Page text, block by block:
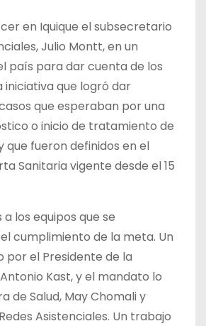
en Iquique el subsecretario
Julio Montt, en un
país para dar cuenta de los
iniciativa que logró dar
que esperaban por una
o inicio de tratamiento de
que fueron definidos en el
Sanitaria vigente desde el 15
los equipos que se
cumplimiento de la meta. Un
por el Presidente de la
Kast, y el mandato lo
de Salud, May Chomali y
Asistenciales. Un trabajo